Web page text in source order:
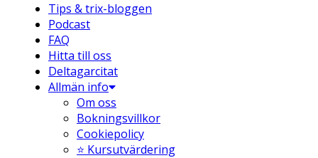
Tips & trix-bloggen
Podcast
FAQ
Hitta till oss
Deltagarcitat
Allmän info
Om oss
Bokningsvillkor
Cookiepolicy
⭐ Kursutvärdering